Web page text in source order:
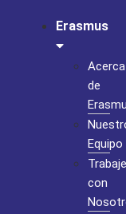
Erasmus
Acerca
de
Equipo
Trabaje
con